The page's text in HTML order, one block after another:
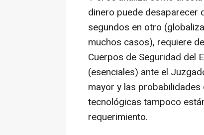
dinero puede desaparecer
segundos en otro
muchos casos), requiere
Cuerpos de Seguridad del
(esenciales) ante el
mayor y las
tecnológicas tampoco
requerimiento.